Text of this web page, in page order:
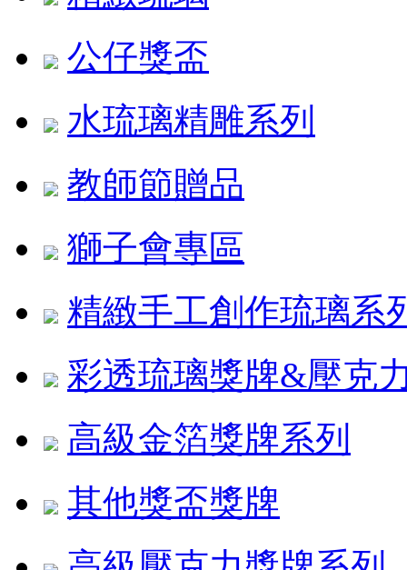
公仔獎盃
水琉璃精雕系列
教師節贈品
獅子會專區
精緻手工創作琉璃系
彩透琉璃獎牌&壓克
高級金箔獎牌系列
其他獎盃獎牌